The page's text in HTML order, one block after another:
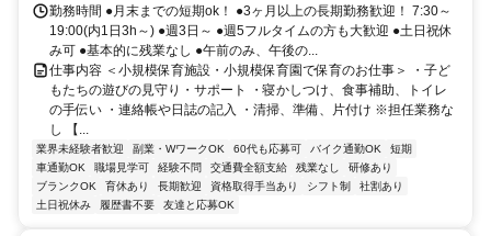
勤務時間 ●月末までの短期ok！ ●3ヶ月以上の長期勤務歓迎！ 7:30～
19:00(内1日3h～) ●週3日～ ●週5フルタイムの方も大歓迎 ●土日祝休
み可 ●基本的に残業なし ●午前のみ、午後の...
仕事内容 ＜小規模保育施設・小規模保育園で保育のお仕事＞ ・子ど
もたちの遊びの見守り・サポート ・寝かしつけ、食事補助、トイレ
の手伝い ・連絡帳や日誌の記入 ・清掃、準備、片付け ※担任業務な
し 【...
業界未経験者歓迎 副業・WワークOK 60代も応募可 バイク通勤OK
短期
車通勤OK
職場見学可 経験不問 交通費全額支給 残業なし
研修あり
ブランクOK
育休あり 長期歓迎 資格取得手当あり シフト制
社割あり
土日祝休み
履歴書不要 友達と応募OK